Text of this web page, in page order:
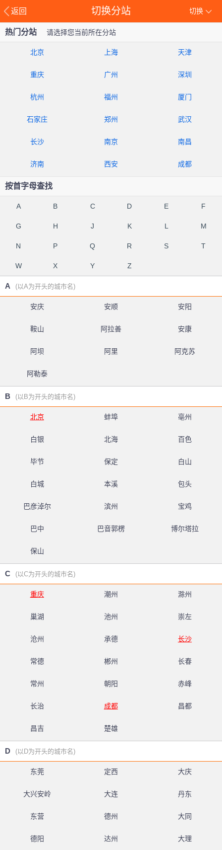
返回 切换
切换分站
热门分站 请选择您当前所在分站
北京 上海 天津
重庆 广州 深圳
杭州 福州 厦门
石家庄 郑州 武汉
长沙 南京 南昌
济南 西安 成都
按首字母查找
A B C D E F
G H J K L M
N P Q R S T
W X Y Z
A (以A为开头的城市名)
安庆 安顺 安阳
鞍山 阿拉善 安康
阿坝 阿里 阿克苏
阿勒泰
B (以B为开头的城市名)
北京 蚌埠 亳州
白银 北海 百色
毕节 保定 白山
白城 本溪 包头
巴彦淖尔 滨州 宝鸡
巴中 巴音郭楞 博尔塔拉
保山
C (以C为开头的城市名)
重庆 潮州 滁州
巢湖 池州 崇左
沧州 承德 长沙
常德 郴州 长春
常州 朝阳 赤峰
长治 成都 昌都
昌吉 楚雄
D (以D为开头的城市名)
东莞 定西 大庆
大兴安岭 大连 丹东
东营 德州 大同
德阳 达州 大理